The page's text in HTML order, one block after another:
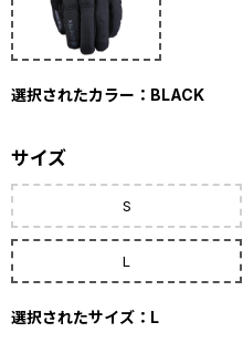
選択されたカラー：BLACK
サイズ
S
L
選択されたサイズ：L